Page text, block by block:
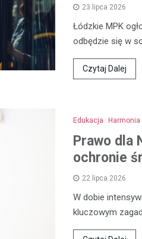
23 lipca 2026
Łódzkie MPK
odbędzie się w
Czytaj Dalej
Edukacja Harmonia
Prawo dla
ochronie
22 lipca 2026
W dobie
kluczowym